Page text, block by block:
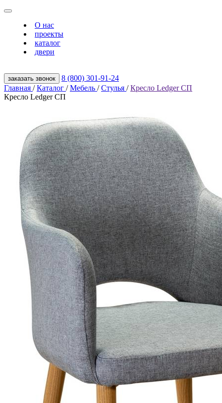
О нас
проекты
каталог
двери
заказать звонок
8 (800) 301‑91‑24
Главная / Каталог / Мебель / Стулья / Кресло Ledger СП
Кресло Ledger СП